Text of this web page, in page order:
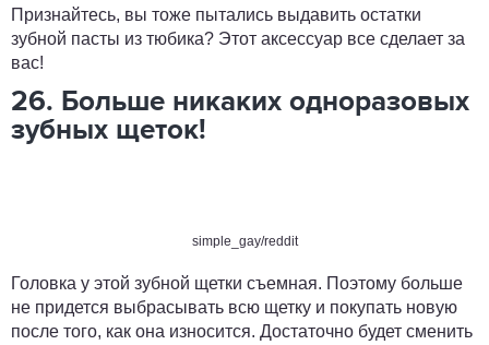
Признайтесь, вы тоже пытались выдавить остатки
зубной пасты из тюбика? Этот аксессуар все сделает за
вас!
26. Больше никаких одноразовых
зубных щеток!
simple_gay/reddit
Головка у этой зубной щетки съемная. Поэтому больше
не придется выбрасывать всю щетку и покупать новую
после того, как она износится. Достаточно будет сменить